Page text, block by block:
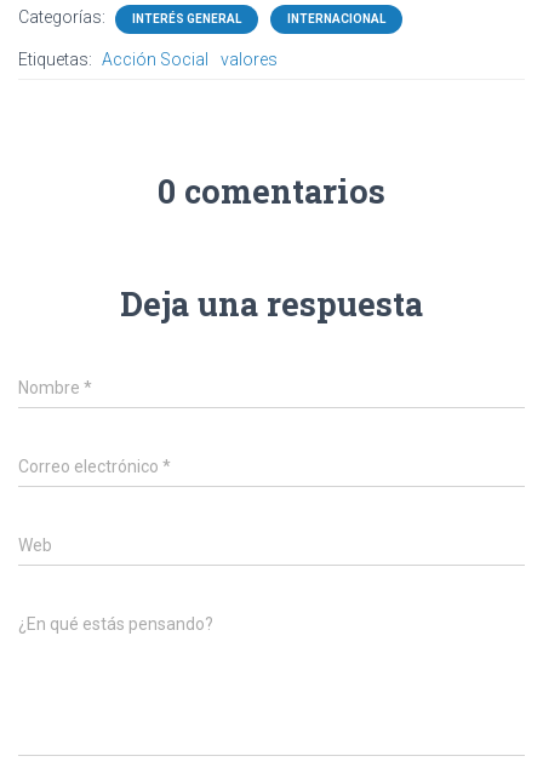
Categorías: INTERÉS GENERAL INTERNACIONAL
Etiquetas: Acción Social valores
0 comentarios
Deja una respuesta
Nombre *
Correo electrónico *
Web
¿En qué estás pensando?